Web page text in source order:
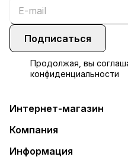
Подписаться
Продолжая, вы
конфиденциальности
Интернет-магазин
Компания
Информация